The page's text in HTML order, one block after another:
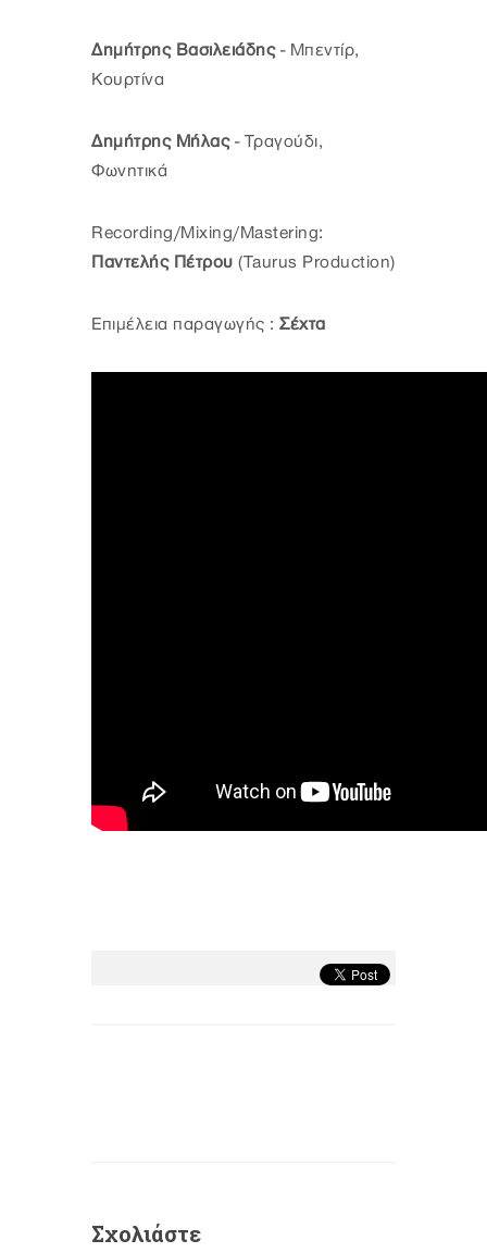
Δημήτρης Βασιλειάδης- Μπεντίρ,
Κουρτίνα
Δημήτρης Μήλας- Τραγούδι,
Φωνητικά
Recording/Mixing/Mastering:
Παντελής Πέτρου (Taurus Production)
Επιμέλεια παραγωγής : Σέχτα
Σχολιάστε